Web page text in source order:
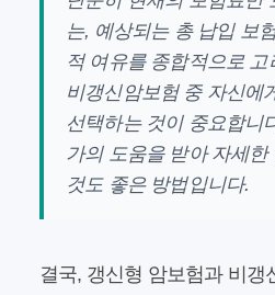
는, 예상되는 총 납입 보
적 여유를 종합적으로 고
비갱신암보험중 자신에
선택하는 것이 중요합니
가의 도움을 받아 자세
것도 좋은 방법입니다.
결국, 갱신형 암보험과 비갱